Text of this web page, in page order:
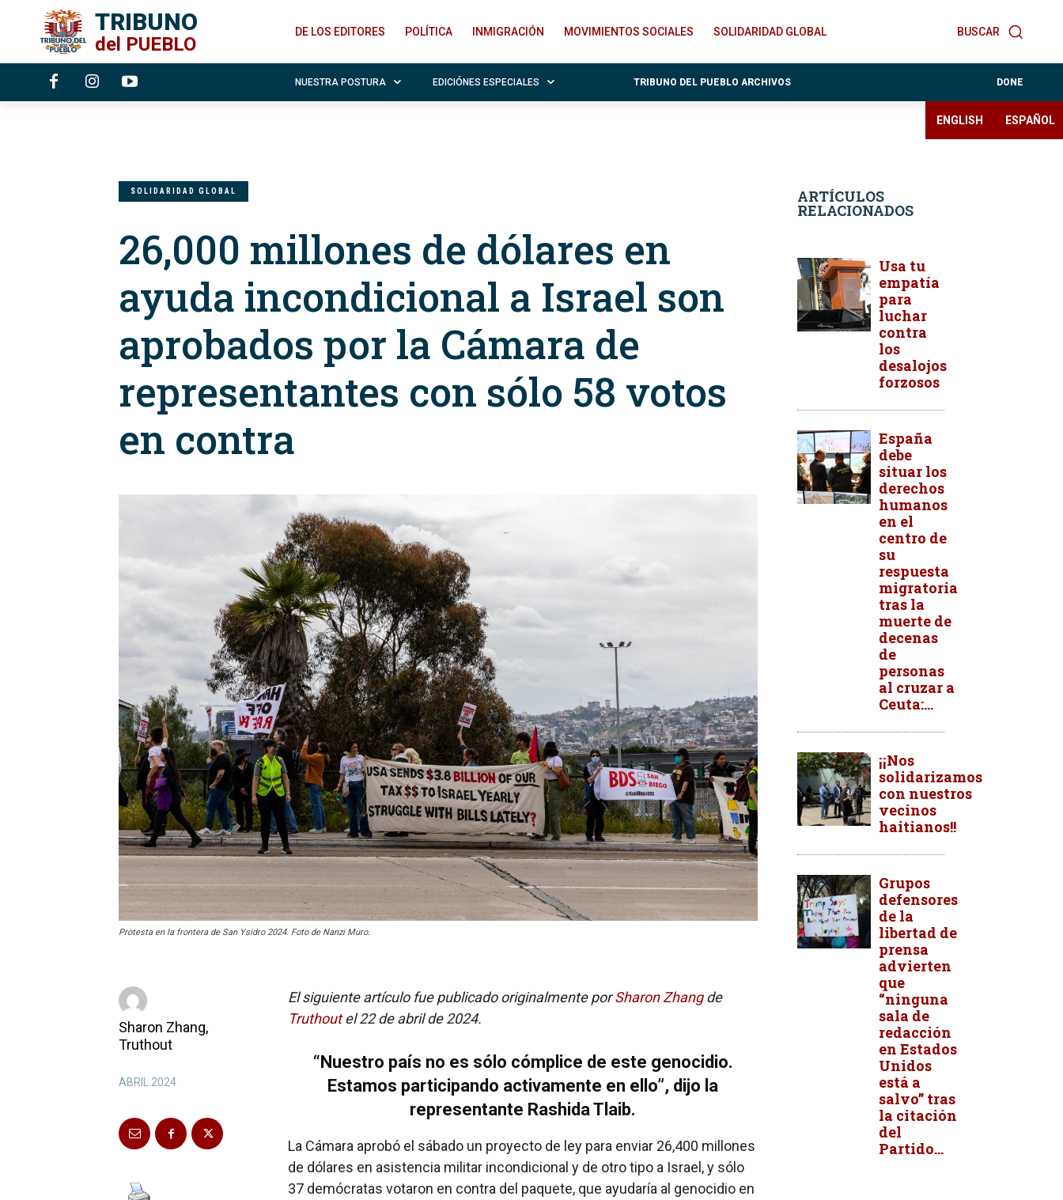
TRIBUNO
del PUEBLO
BUSCAR
DE LOS EDITORES POLÍTICA INMIGRACIÓN MOVIMIENTOS SOCIALES SOLIDARIDAD GLOBAL
NUESTRA POSTURA EDICIÓNES ESPECIALES TRIBUNO DEL PUEBLO ARCHIVOS DONE
ENGLISH ESPAÑOL
SOLIDARIDAD GLOBAL
26,000 millones de dólares en
ayuda incondicional a Israel son
aprobados por la Cámara de
representantes con sólo 58 votos
en contra
Protesta en la frontera de San Ysidro 2024. Foto de Nanzi Muro.
Sharon Zhang,
Truthout
ABRIL 2024
El siguiente artículo fue publicado originalmente porSharon Zhangde
Truthoutel 22 de abril de 2024.
“Nuestro país no es sólo cómplice de este genocidio.
Estamos participando activamente en ello”, dijo la
representante Rashida Tlaib.
La Cámara aprobó el sábado un proyecto de ley para enviar 26,400 millones
de dólares en asistencia militar incondicional y de otro tipo a Israel, y sólo
37 demócratas votaron en contra del paquete, que ayudaría al genocidio en
ARTÍCULOS
RELACIONADOS
Usa tu
empatía
para
luchar
contra
los
desalojos
forzosos
España
debe
situar los
derechos
humanos
en el
centro de
su
respuesta
migratoria
tras la
muerte de
decenas
de
personas
al cruzar a
Ceuta:...
¡¡Nos
solidarizamos
con nuestros
vecinos
haitianos!!
Grupos
defensores
de la
libertad de
prensa
advierten
que
“ninguna
sala de
redacción
en Estados
Unidos
está a
salvo” tras
la citación
del
Partido...